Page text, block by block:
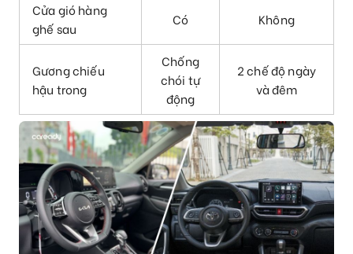
Cửa gió hàng
ghế sau
Có Không
Gương chiếu
hậu trong
Chống
chói tự
động
2 chế độ ngày
và đêm